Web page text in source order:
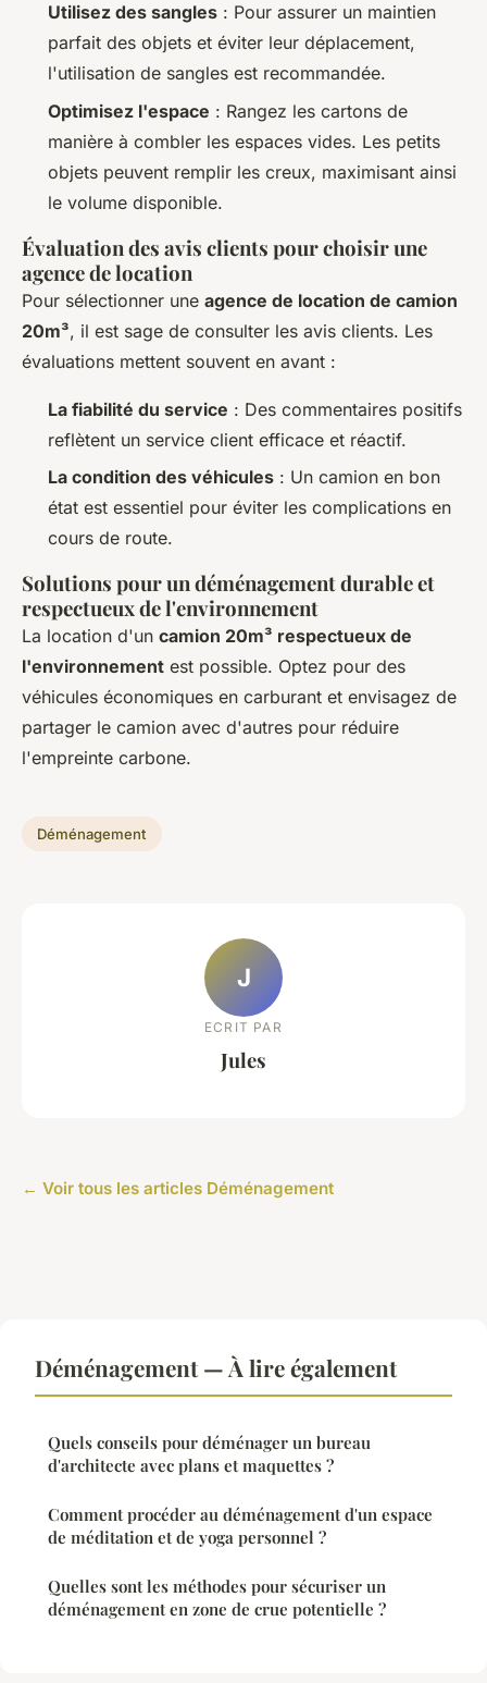
Utilisez des sangles : Pour assurer un maintien
parfait des objets et éviter leur déplacement,
l'utilisation de sangles est recommandée.
Optimisez l'espace : Rangez les cartons de
manière à combler les espaces vides. Les petits
objets peuvent remplir les creux, maximisant ainsi
le volume disponible.
Évaluation des avis clients pour choisir une
agence de location
Pour sélectionner une agence de location de camion
20m³, il est sage de consulter les avis clients. Les
évaluations mettent souvent en avant :
La fiabilité du service : Des commentaires positifs
reflètent un service client efficace et réactif.
La condition des véhicules : Un camion en bon
état est essentiel pour éviter les complications en
cours de route.
Solutions pour un déménagement durable et
respectueux de l'environnement
La location d'un camion 20m³ respectueux de
l'environnement est possible. Optez pour des
véhicules économiques en carburant et envisagez de
partager le camion avec d'autres pour réduire
l'empreinte carbone.
Déménagement
J
ECRIT PAR
Jules
← Voir tous les articles Déménagement
Déménagement — À lire également
Quels conseils pour déménager un bureau
d'architecte avec plans et maquettes ?
Comment procéder au déménagement d'un espace
de méditation et de yoga personnel ?
Quelles sont les méthodes pour sécuriser un
déménagement en zone de crue potentielle ?